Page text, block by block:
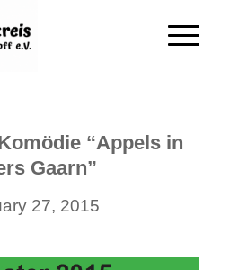
“Appels in
Gaarn”
27, 2015